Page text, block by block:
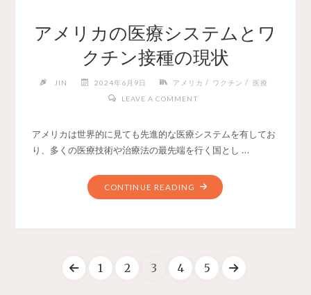
アメリカの医療システムとワ
クチン接種の現状
JIN 2024年6月9日 アメリカ / ワクチン / 医療
LEAVE A COMMENT
アメリカは世界的に見ても先進的な医療システムを有してお
り、多くの医療技術や治療法の最先端を行く国とし …
CONTINUE READING
1 2 3 4 5